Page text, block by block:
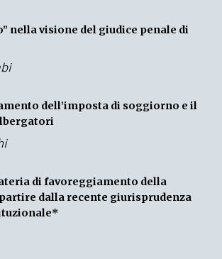
nella visione del giudice penale di
dell’imposta di soggiorno e il
di favoreggiamento della
dalla recente giurisprudenza